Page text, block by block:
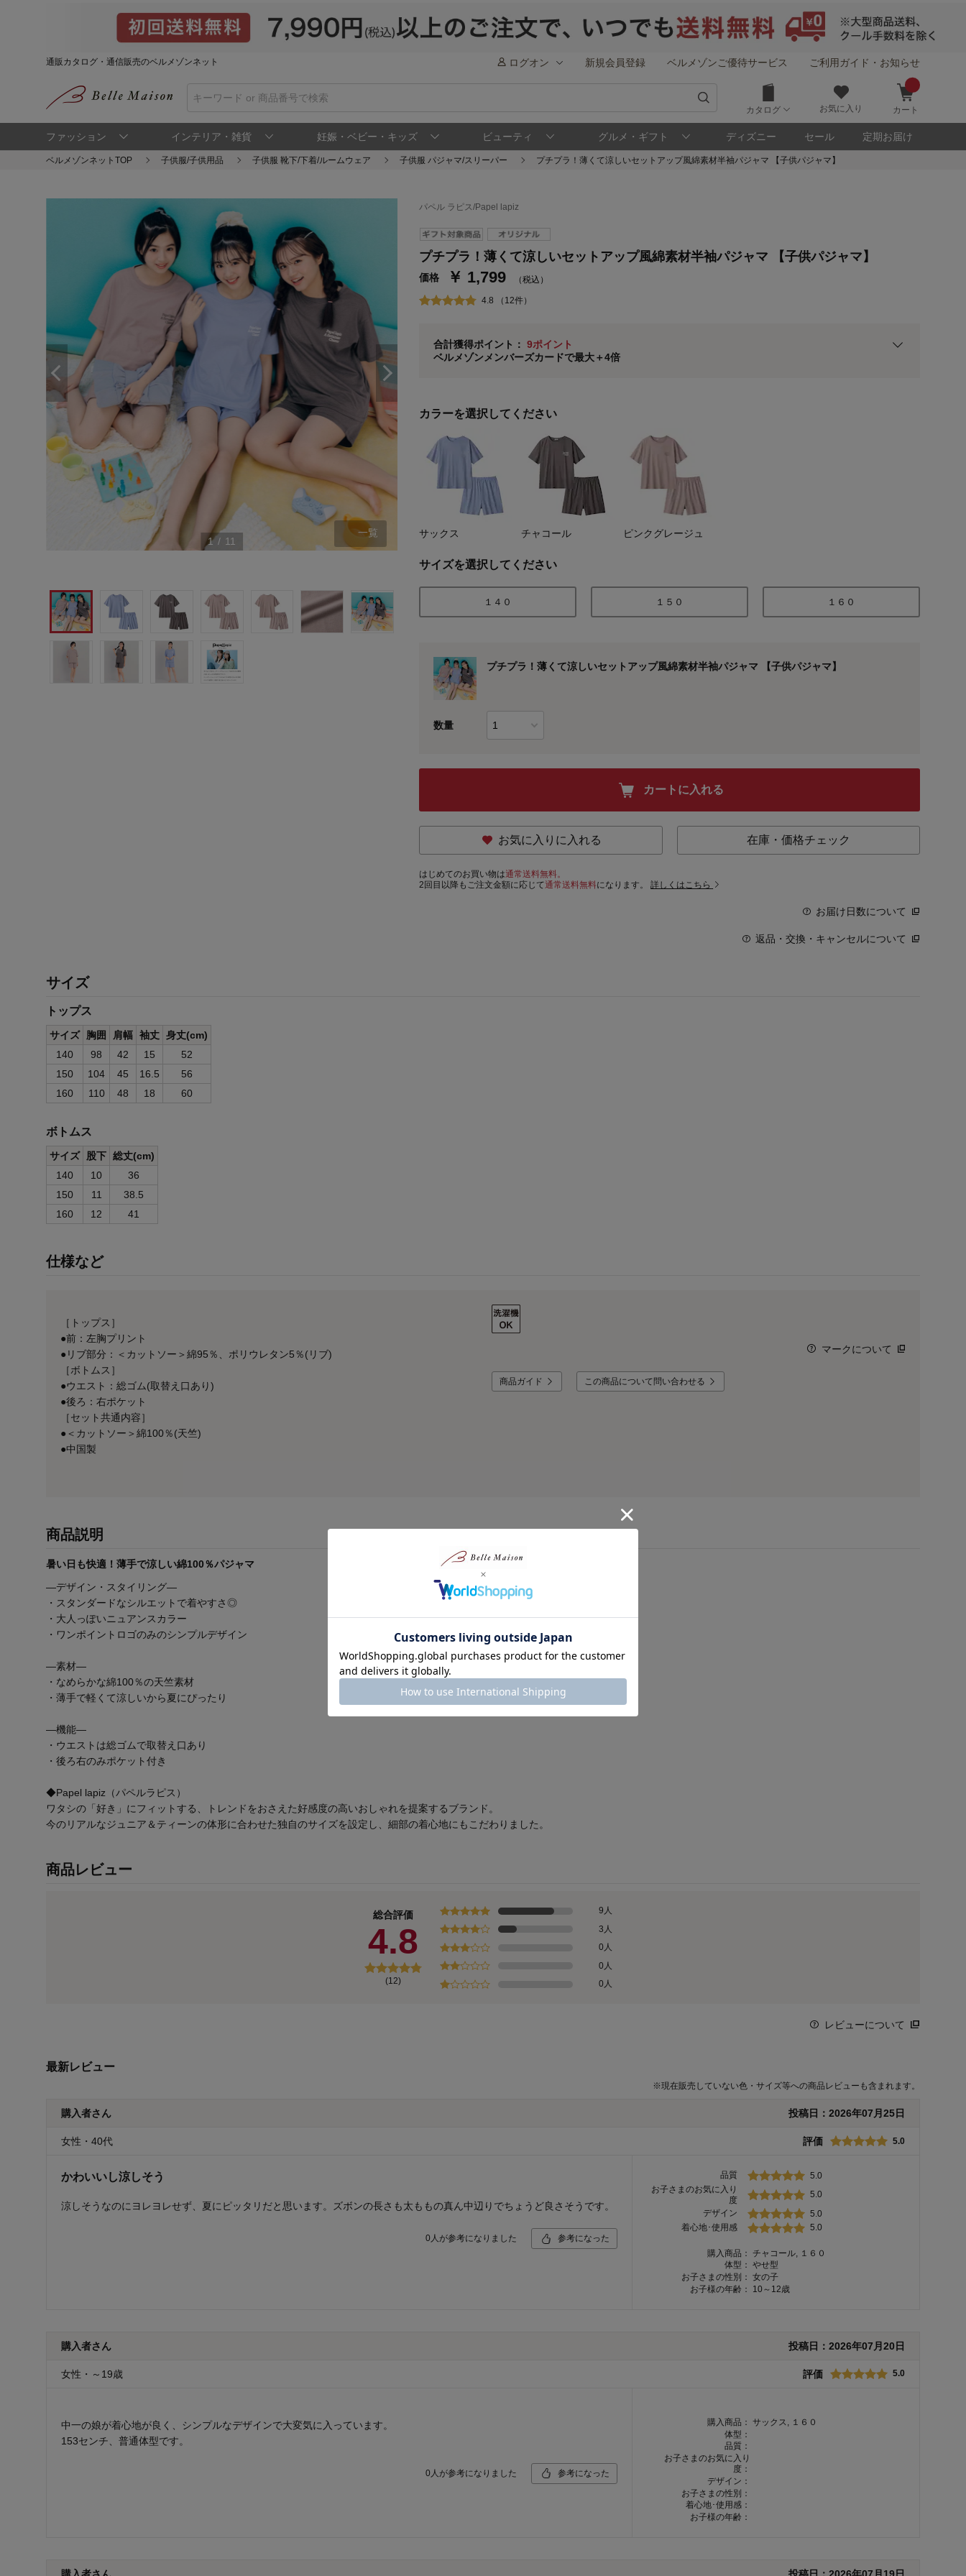
通販カタログ・通信販売のベルメゾンネット ログオン 新規会員登録 ベルメゾンご優待サービス ご利用ガイド・お知らせ
カタログ お気に入り カート
ファッション インテリア・雑貨 妊娠・ベビー・キッズ ビューティ グルメ・ギフト ディズニー セール 定期お届け
ベルメゾンネットTOP 子供服/子供用品 子供服 靴下/下着/ルームウェア 子供服 パジャマ/スリーパー プチプラ！薄くて涼しいセットアップ風綿素材半袖パジャマ 【子供パジャマ】
1 / 11
一覧
パペル ラピス/Papel lapiz
プチプラ！薄くて涼しいセットアップ風綿素材半袖パジャマ 【子供パジャマ】
価格 ￥ 1,799 （税込）
4.8 （12件）
合計獲得ポイント：9ポイント
ベルメゾンメンバーズカードで最大＋4倍
ステージが上がれば送料無料・返品引取無料！
さらにポイント還元最大16倍！
ベルメゾンご優待サービスについて
通常商品送料無料 返品引取無料（JCBのみ）
※メンバーズカードの加算ポイントはステージ倍率適用前の基本ポイントに対して適用されます。
カラーを選択してください
サックス チャコール ピンクグレージュ
サイズを選択してください
１４０ １５０ １６０
プチプラ！薄くて涼しいセットアップ風綿素材半袖パジャマ 【子供パジャマ】
数量
カートに入れる
お気に入りに入れる 在庫・価格チェック
はじめてのお買い物は通常送料無料。
2回目以降もご注文金額に応じて通常送料無料になります。詳しくはこちら
お届け日数について
返品・交換・キャンセルについて
サイズ
トップス
サイズ 胸囲 肩幅 袖丈 身丈(cm)
140
98 42 15
52
150
104 45 16.5
56
160
110 48 18 60
ボトムス
サイズ 股下 総丈(cm)
140
10
36
150
11
38.5
160
12 41
仕様など
［トップス］
●前：左胸プリント
●リブ部分：＜カットソー＞綿95％、ポリウレタン5％(リブ)
［ボトムス］
●ウエスト：総ゴム(取替え口あり)
●後ろ：右ポケット
［セット共通内容］
●＜カットソー＞綿100％(天竺)
●中国製
マークについて
商品ガイド この商品について問い合わせる
商品説明
暑い日も快適！薄手で涼しい綿100％パジャマ
―デザイン・スタイリング―
・スタンダードなシルエットで着やすさ◎
・大人っぽいニュアンスカラー
・ワンポイントロゴのみのシンプルデザイン
―素材―
・なめらかな綿100％の天竺素材
・薄手で軽くて涼しいから夏にぴったり
―機能―
・ウエストは総ゴムで取替え口あり
・後ろ右のみポケット付き
◆Papel lapiz（パペルラピス）
ワタシの「好き」にフィットする、トレンドをおさえた好感度の高いおしゃれを提案するブランド。
今のリアルなジュニア＆ティーンの体形に合わせた独自のサイズを設定し、細部の着心地にもこだわりました。
商品レビュー
総合評価
4.8
(12)
9人
3人
0人
0人
0人
レビューについて
最新レビュー
※現在販売していない色・サイズ等への商品レビューも含まれます。
購入者さん 投稿日： 2026年07月25日
女性・40代 評価 5.0
かわいいし涼しそう
涼しそうなのにヨレヨレせず、夏にピッタリだと思います。ズボンの長さも太ももの真ん中辺りでちょうど良さそうです。
0 人が参考になりました 参考になった
品質
5.0
お子さまのお気に入り
度
5.0
デザイン
5.0
着心地･使用感
5.0
購入商品： チャコール, １６０
体型： やせ型
お子さまの性別： 女の子
お子様の年齢：
10～12歳
購入者さん 投稿日： 2026年07月20日
女性・～19歳 評価 5.0
中一の娘が着心地が良く、シンプルなデザインで大変気に入っています。
153センチ、普通体型です。
0 人が参考になりました 参考になった
購入商品： サックス, １６０
体型：
品質：
お子さまのお気に入り
度：
デザイン：
お子さまの性別：
着心地･使用感：
お子様の年齢：